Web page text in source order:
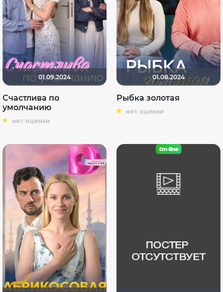
01.09.2024
Счастлива по
умолчанию
нет оценки
01.08.2024
Рыбка золотая
нет оценки